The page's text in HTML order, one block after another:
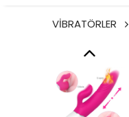
VİBRATÖRLER